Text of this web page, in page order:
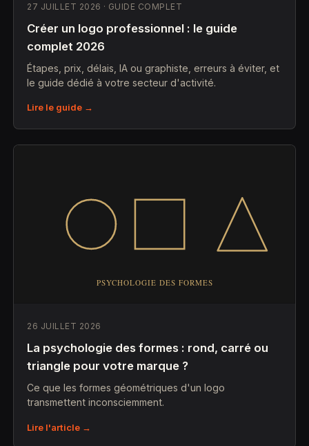
27 JUILLET 2026 · GUIDE COMPLET
Créer un logo professionnel : le guide
complet 2026
Étapes, prix, délais, IA ou graphiste, erreurs à éviter, et
le guide dédié à votre secteur d'activité.
Lire le guide →
26 JUILLET 2026
La psychologie des formes : rond, carré ou
triangle pour votre marque ?
Ce que les formes géométriques d'un logo
transmettent inconsciemment.
Lire l'article →